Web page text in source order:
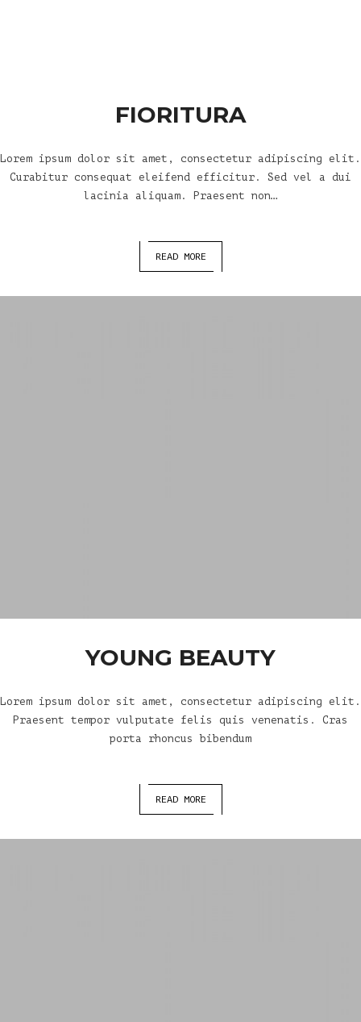
FIORITURA
Lorem ipsum dolor sit amet, consectetur adipiscing elit.
Curabitur consequat eleifend efficitur. Sed vel a dui
lacinia aliquam. Praesent non…
READ MORE
YOUNG BEAUTY
Lorem ipsum dolor sit amet, consectetur adipiscing elit.
Praesent tempor vulputate felis quis venenatis. Cras
porta rhoncus bibendum
READ MORE